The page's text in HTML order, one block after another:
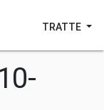
TRATTE